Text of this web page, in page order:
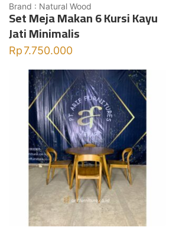
Brand : Natural Wood
Set Meja Makan 6 Kursi Kayu
Jati Minimalis
Rp7.750.000